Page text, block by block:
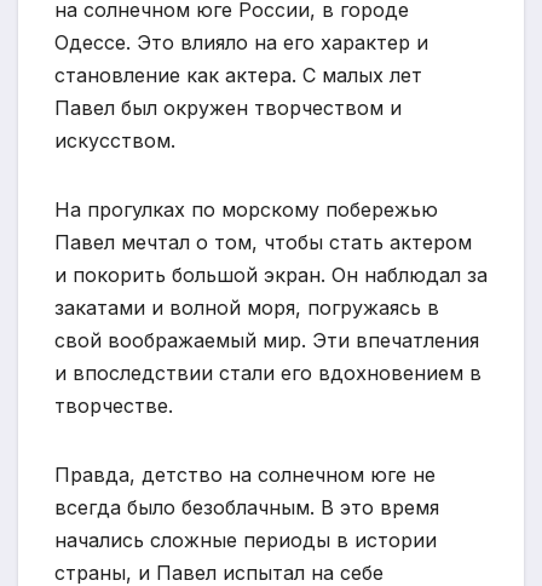
на солнечном юге России, в городе
Одессе. Это влияло на его характер и
становление как актера. С малых лет
Павел был окружен творчеством и
искусством.
На прогулках по морскому побережью
Павел мечтал о том, чтобы стать актером
и покорить большой экран. Он наблюдал за
закатами и волной моря, погружаясь в
свой воображаемый мир. Эти впечатления
и впоследствии стали его вдохновением в
творчестве.
Правда, детство на солнечном юге не
всегда было безоблачным. В это время
начались сложные периоды в истории
страны, и Павел испытал на себе